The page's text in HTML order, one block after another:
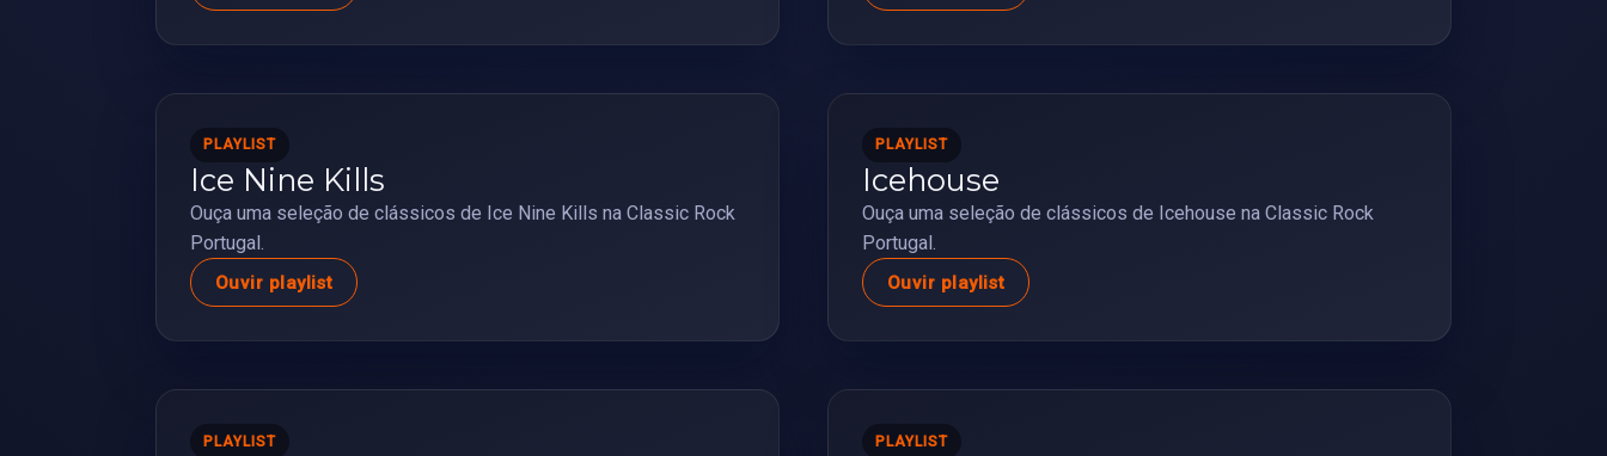
PLAYLIST
Ice Nine Kills
Ouça uma seleção de clássicos de Ice Nine Kills na Classic Rock
Portugal.
Ouvir playlist
PLAYLIST
Icehouse
Ouça uma seleção de clássicos de Icehouse na Classic Rock
Portugal.
Ouvir playlist
PLAYLIST PLAYLIST